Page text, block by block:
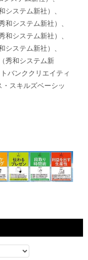
システム新社）、
和システム新社）、
和システム新社）、
システム新社）、
秀和システム新
バンククリエイティ
スキルズベーシッ